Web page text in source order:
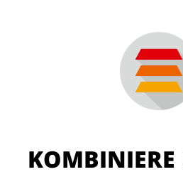
KOMBINIERE